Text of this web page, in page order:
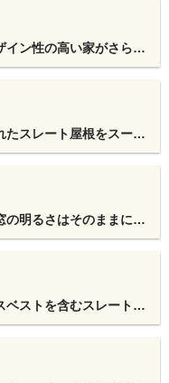
ヌキを使用しま
っかりと固定でき
なります。
イン性の高い家がさらに
ォームと外壁塗装
たスレート屋根をスーパ
カバー工法
の明るさはそのままに、
根へのカバー工法
ベストを含むスレート屋
トで屋根葺き替えと外